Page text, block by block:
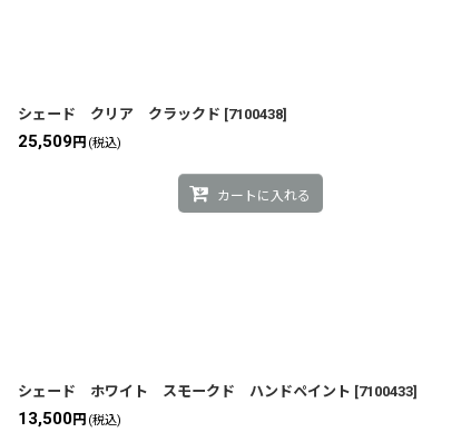
シェード クリア クラックド [7100438]
25,509円 (税込)
カートに入れる
シェード ホワイト スモークド ハンドペイント [7100433]
13,500円 (税込)